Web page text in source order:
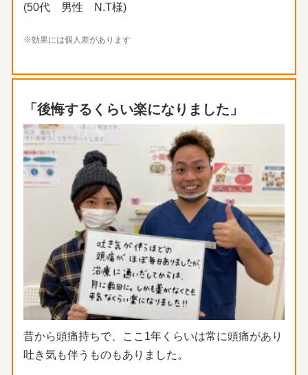
(50代 男性 N.T様)
※効果には個人差があります
「後悔するくらい楽になりました」
昔から頭痛持ちで、ここ1年くらいは常に頭痛があり
吐き気も伴う ものもありました。